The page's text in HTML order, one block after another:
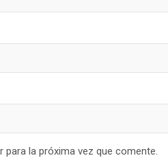
la próxima vez que comente.